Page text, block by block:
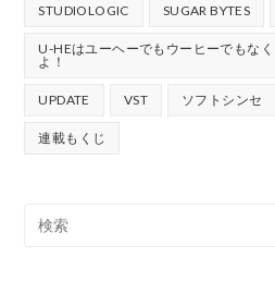
STUDIOLOGIC SUGAR BYTES
U-HEはユーヘーでもウーヒーでもな
よ！
UPDATE VST ソフトシンセ
連載もくじ